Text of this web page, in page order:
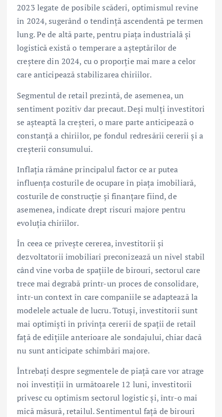
2023 legate de posibile scăderi, optimismul revine
în 2024, sugerând o tendință ascendentă pe termen
lung. Pe de altă parte, pentru piața industrială și
logistică există o temperare a așteptărilor de
creștere din 2024, cu o proporție mai mare a celor
care anticipează stabilizarea chiriilor.
Segmentul de retail prezintă, de asemenea, un
sentiment pozitiv dar precaut. Deși mulți investitori
se așteaptă la creșteri, o mare parte anticipează o
constanță a chiriilor, pe fondul redresării cererii și a
creșterii consumului.
Inflația rămâne principalul factor ce ar putea
influența costurile de ocupare în piața imobiliară,
costurile de construcție și finanțare fiind, de
asemenea, indicate drept riscuri majore pentru
evoluția chiriilor.
În ceea ce privește cererea, investitorii și
dezvoltatorii imobiliari preconizează un nivel stabil
când vine vorba de spațiile de birouri, sectorul care
trece mai degrabă printr-un proces de consolidare,
într-un context în care companiile se adaptează la
modelele actuale de lucru. Totuși, investitorii sunt
mai optimiști în privința cererii de spații de retail
față de edițiile anterioare ale sondajului, chiar dacă
nu sunt anticipate schimbări majore.
Întrebați despre segmentele de piață care vor atrage
noi investiții în următoarele 12 luni, investitorii
privesc cu optimism sectorul logistic și, într-o mai
mică măsură, retailul. Sentimentul față de birouri